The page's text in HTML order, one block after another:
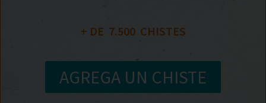
+ DE 7.500
  CHISTES
AGREGA UN CHISTE